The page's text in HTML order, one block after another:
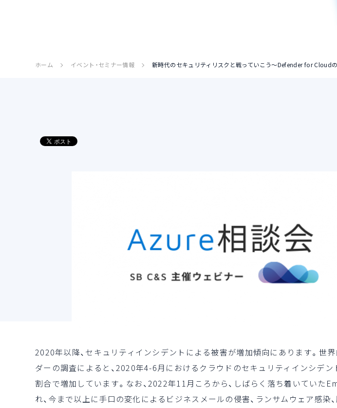
ホーム イベント・セミナー情報 新時代のセキュリティリスクと戦っていこう～Defender for Cloudの
2020年以降、セキュリティインシデントによる被害が増加傾向にあります。世
ダーの調査によると、2020年4-6月におけるクラウドのセキュリティインシデ
割合で増加しています。なお、2022年11月ころから、しばらく落ち着いていた
れ、今まで以上に手口の変化によるビジネスメールの侵害、ランサムウェア感染